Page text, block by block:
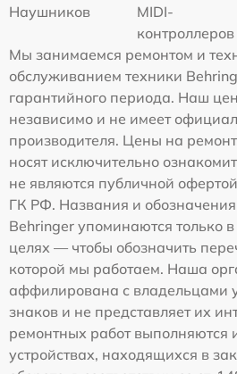
Наушников
MIDI-
контроллеров
Мы занимаемся ремонтом и
обслуживанием техники
гарантийного периода. Наш
независимо и не имеет
производителя. Цены на
носят исключительно
не являются публичной
ГК РФ. Названия и
Behringer упоминаются только
целях — чтобы обозначить
которой мы работаем. Наша
аффилирована с владельцами
знаков и не представляет их
ремонтных работ выполняются
устройствах, находящихся в